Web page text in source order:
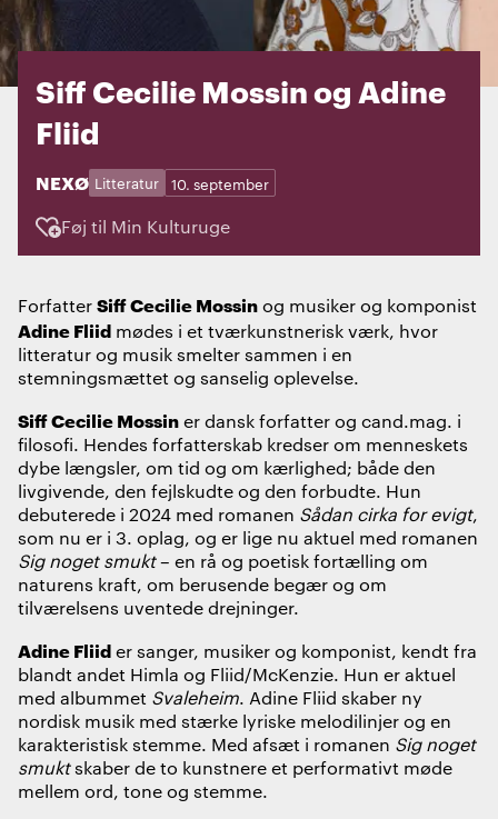
Siff Cecilie Mossin og Adine
Fliid
STED:
NEXØ
Kategorier:Litteratur
Dage: 10. september
Føj til Min Kulturuge
ForfatterSiff Cecilie Mossinog musiker og komponist
Adine Fliid mødes i et tværkunstnerisk værk, hvor
litteratur og musik smelter sammen i en
stemningsmættet og sanselig oplevelse.
Siff Cecilie Mossiner dansk forfatter og cand.mag. i
filosofi. Hendes forfatterskab kredser om menneskets
dybe længsler, om tid og om kærlighed; både den
livgivende, den fejlskudte og den forbudte. Hun
debuterede i 2024 med romanen Sådan cirka for evigt,
som nu er i 3. oplag, og er lige nu aktuel med romanen
Sig noget smukt– en rå og poetisk fortælling om
naturens kraft, om berusende begær og om
tilværelsens uventede drejninger.
Adine Fliider sanger, musiker og komponist, kendt fra
blandt andet Himla og Fliid/McKenzie. Hun er aktuel
med albummet Svaleheim. Adine Fliid skaber ny
nordisk musik med stærke lyriske melodilinjer og en
karakteristisk stemme. Med afsæt i romanen Sig noget
smuktskaber de to kunstnere et performativt møde
mellem ord, tone og stemme.